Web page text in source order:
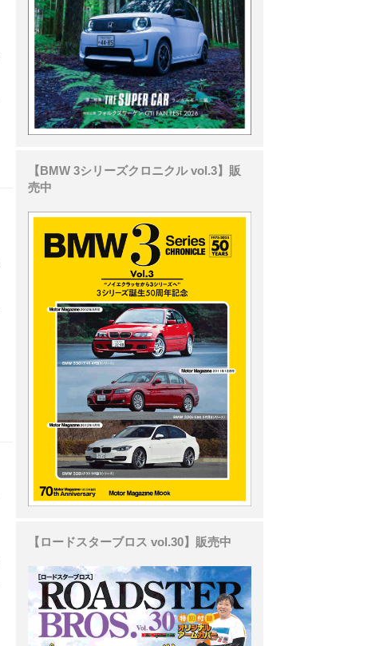
【BMW 3シリーズクロニクル vol.3】販
売中
【ロードスターブロス vol.30】販売中